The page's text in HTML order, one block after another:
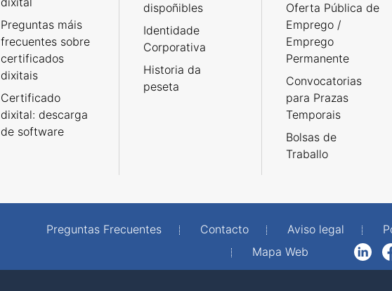
Preguntas máis
frecuentes sobre
certificados
dixitais
Certificado
dixital: descarga
de software
dispoñibles
Identidade
Corporativa
Historia da
peseta
Oferta Pública de
Emprego /
Emprego
Permanente
Convocatorias
para Prazas
Temporais
Bolsas de
Traballo
Preguntas Frecuentes Contacto Aviso legal
Mapa Web
LinkedInFacebook